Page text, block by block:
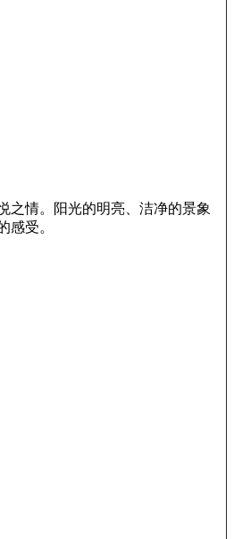
之情。阳光的明亮、洁净的景象
感受。